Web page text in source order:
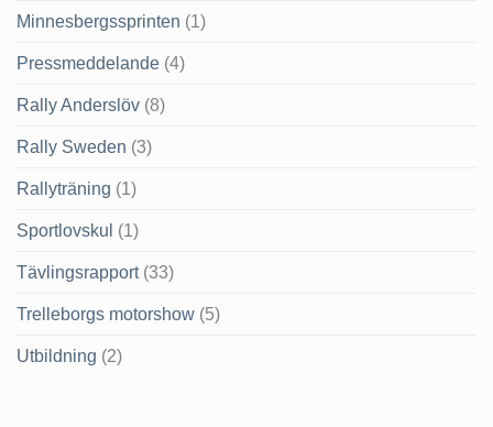
Minnesbergssprinten (1)
Pressmeddelande (4)
Rally Anderslöv (8)
Rally Sweden (3)
Rallyträning (1)
Sportlovskul (1)
Tävlingsrapport(33)
Trelleborgs motorshow (5)
Utbildning (2)